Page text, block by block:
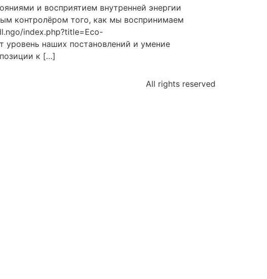
и восприятием внутренней энергии
контролёром того, как мы воспринимаем
index.php?title=Eco-
уровень наших постановлений и умение
к […]
All rights reserved